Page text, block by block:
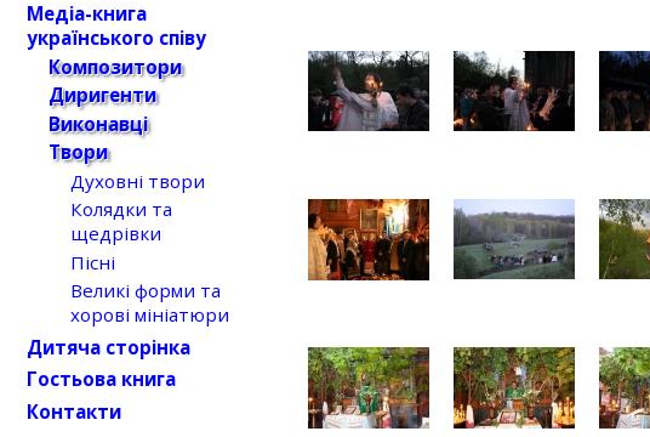
Медіа-книга
українського співу
Композитори
Диригенти
Виконавці
Твори
Духовні твори
Колядки та
щедрівки
Пісні
Великі форми та
хорові мініатюри
Дитяча сторінка
Гостьова книга
Контакти